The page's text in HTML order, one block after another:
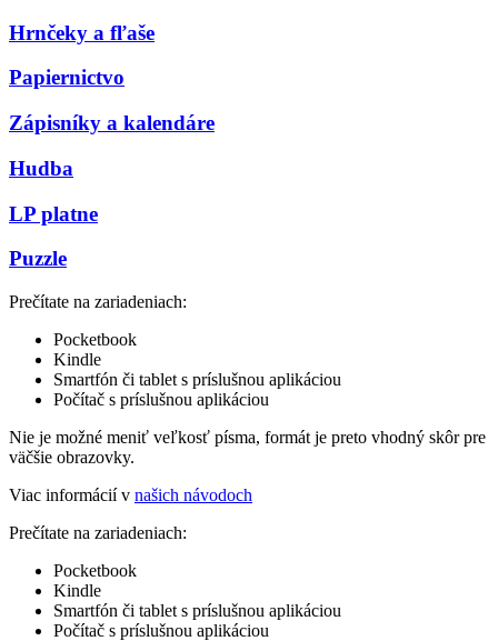
Hrnčeky a fľaše
Papiernictvo
Zápisníky a kalendáre
Hudba
LP platne
Puzzle
Prečítate na zariadeniach:
Pocketbook
Kindle
Smartfón či tablet s príslušnou aplikáciou
Počítač s príslušnou aplikáciou
Nie je možné meniť veľkosť písma, formát je preto vhodný skôr pre
väčšie obrazovky.
Viac informácií v našich návodoch
Prečítate na zariadeniach:
Pocketbook
Kindle
Smartfón či tablet s príslušnou aplikáciou
Počítač s príslušnou aplikáciou